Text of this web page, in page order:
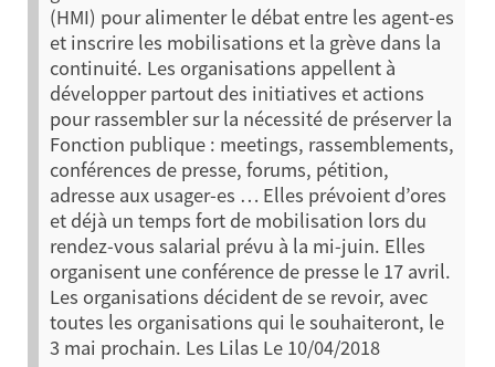
(HMI) pour alimenter le débat entre les agent-es
et inscrire les mobilisations et la grève dans la
continuité. Les organisations appellent à
développer partout des initiatives et actions
pour rassembler sur la nécessité de préserver la
Fonction publique : meetings, rassemblements,
conférences de presse, forums, pétition,
adresse aux usager-es … Elles prévoient d’ores
et déjà un temps fort de mobilisation lors du
rendez-vous salarial prévu à la mi-juin. Elles
organisent une conférence de presse le 17 avril.
Les organisations décident de se revoir, avec
toutes les organisations qui le souhaiteront, le
3 mai prochain. Les Lilas Le 10/04/2018